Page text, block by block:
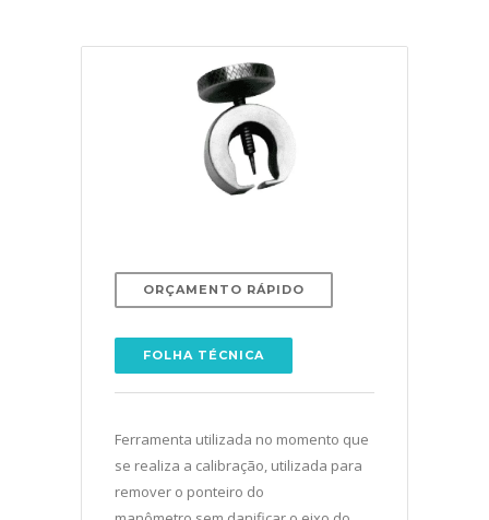
ORÇAMENTO RÁPIDO
FOLHA TÉCNICA
Ferramenta utilizada no momento que
se realiza a calibração, utilizada para
remover o ponteiro do